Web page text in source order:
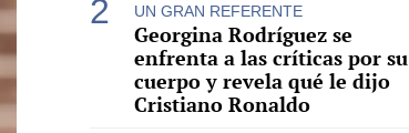
UN GRAN REFERENTE
Georgina Rodríguez se
enfrenta a las críticas por su
cuerpo y revela qué le dijo
Cristiano Ronaldo